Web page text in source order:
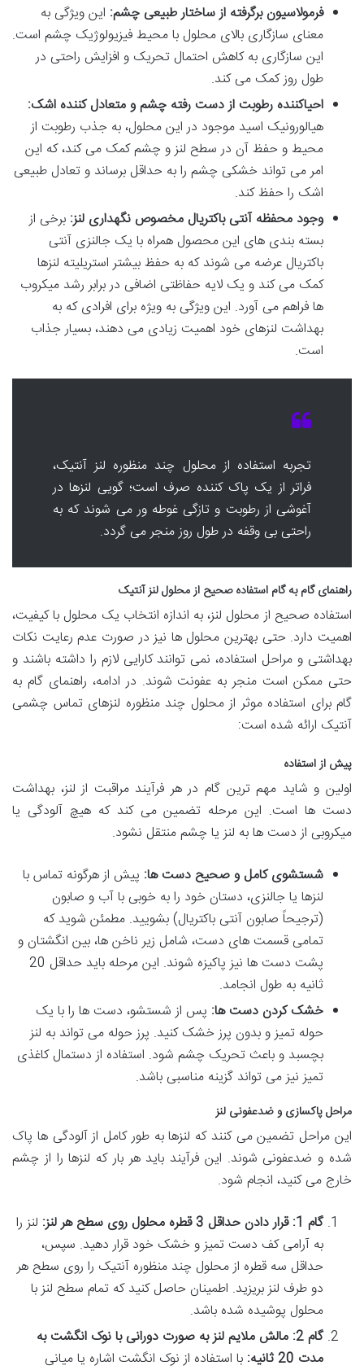
فرمولاسیون برگرفته از ساختار طبیعی چشم: این ویژگی به
معنای سازگاری بالای محلول با محیط فیزیولوژیک چشم است.
این سازگاری به کاهش احتمال تحریک و افزایش راحتی در
طول روز کمک می کند.
احیاکننده رطوبت از دست رفته چشم و متعادل کننده اشک:
هیالورونیک اسید موجود در این محلول، به جذب رطوبت از
محیط و حفظ آن در سطح لنز و چشم کمک می کند، که این
امر می تواند خشکی چشم را به حداقل برساند و تعادل طبیعی
اشک را حفظ کند.
وجود محفظه آنتی باکتریال مخصوص نگهداری لنز: برخی از
بسته بندی های این محصول همراه با یک جالنزی آنتی
باکتریال عرضه می شوند که به حفظ بیشتر استریلیته لنزها
کمک می کند و یک لایه حفاظتی اضافی در برابر رشد میکروب
ها فراهم می آورد. این ویژگی به ویژه برای افرادی که به
بهداشت لنزهای خود اهمیت زیادی می دهند، بسیار جذاب
است.
تجربه استفاده از محلول چند منظوره لنز آنتیک،
فراتر از یک پاک کننده صرف است؛ گویی لنزها در
آغوشی از رطوبت و تازگی غوطه ور می شوند که به
راحتی بی وقفه در طول روز منجر می گردد.
راهنمای گام به گام استفاده صحیح از محلول لنز آنتیک
استفاده صحیح از محلول لنز، به اندازه انتخاب یک محلول با کیفیت،
اهمیت دارد. حتی بهترین محلول ها نیز در صورت عدم رعایت نکات
بهداشتی و مراحل استفاده، نمی توانند کارایی لازم را داشته باشند و
حتی ممکن است منجر به عفونت شوند. در ادامه، راهنمای گام به
گام برای استفاده موثر از محلول چند منظوره لنزهای تماس چشمی
آنتیک ارائه شده است:
پیش از استفاده
اولین و شاید مهم ترین گام در هر فرآیند مراقبت از لنز، بهداشت
دست ها است. این مرحله تضمین می کند که هیچ آلودگی یا
میکروبی از دست ها به لنز یا چشم منتقل نشود.
شستشوی کامل و صحیح دست ها: پیش از هرگونه تماس با
لنزها یا جالنزی، دستان خود را به خوبی با آب و صابون
(ترجیحاً صابون آنتی باکتریال) بشویید. مطمئن شوید که
تمامی قسمت های دست، شامل زیر ناخن ها، بین انگشتان و
پشت دست ها نیز پاکیزه شوند. این مرحله باید حداقل 20
ثانیه به طول انجامد.
خشک کردن دست ها: پس از شستشو، دست ها را با یک
حوله تمیز و بدون پرز خشک کنید. پرز حوله می تواند به لنز
بچسبد و باعث تحریک چشم شود. استفاده از دستمال کاغذی
تمیز نیز می تواند گزینه مناسبی باشد.
مراحل پاکسازی و ضدعفونی لنز
این مراحل تضمین می کنند که لنزها به طور کامل از آلودگی ها پاک
شده و ضدعفونی شوند. این فرآیند باید هر بار که لنزها را از چشم
خارج می کنید، انجام شود.
گام 1: قرار دادن حداقل 3 قطره محلول روی سطح هر لنز:
لنز را
به آرامی کف دست تمیز و خشک خود قرار دهید. سپس،
حداقل سه قطره از محلول چند منظوره آنتیک را روی سطح هر
دو طرف لنز بریزید. اطمینان حاصل کنید که تمام سطح لنز با
محلول پوشیده شده باشد.
گام 2: مالش ملایم لنز به صورت دورانی با نوک انگشت به
مدت 20 ثانیه:
با استفاده از نوک انگشت اشاره یا میانی